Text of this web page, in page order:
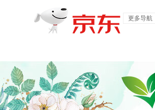
更多导航